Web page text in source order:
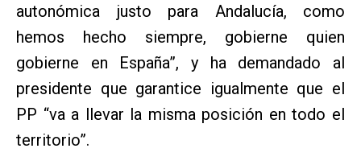
autonómica justo para Andalucía, como
hemos hecho siempre, gobierne quien
gobierne en España”, y ha demandado al
presidente que garantice igualmente que el
PP “va a llevar la misma posición en todo el
territorio”.